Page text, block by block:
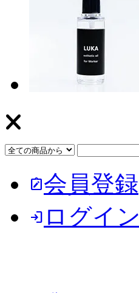
note_alt会員登録
login ログイン